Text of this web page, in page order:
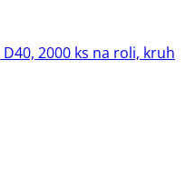
2000 ks na roli, kruh